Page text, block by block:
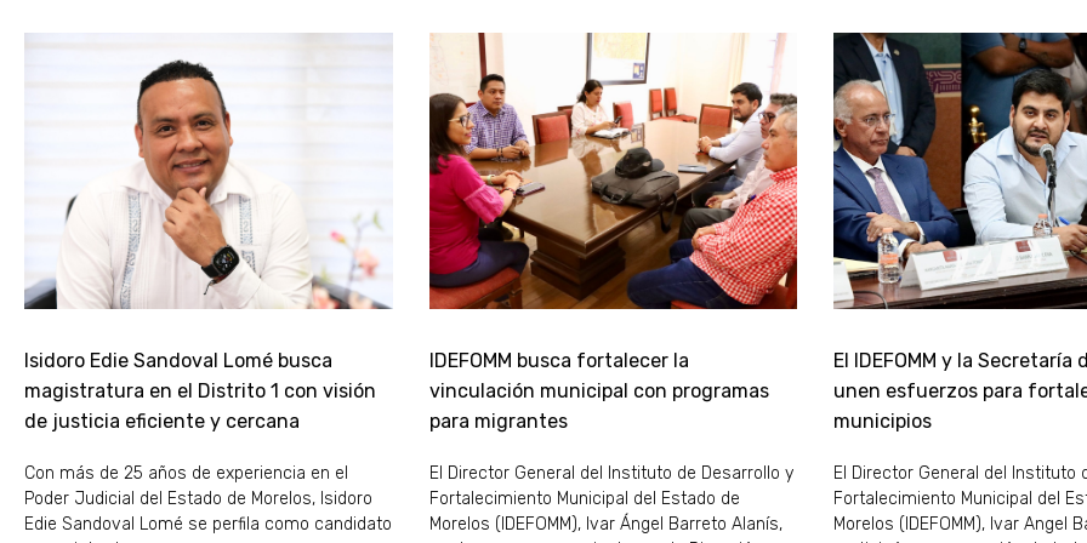
Isidoro Edie Sandoval Lomé busca
magistratura en el Distrito 1 con visión
de justicia eficiente y cercana
Con más de 25 años de experiencia en el
Poder Judicial del Estado de Morelos, Isidoro
Edie Sandoval Lomé se perfila como candidato
IDEFOMM busca fortalecer la
vinculación municipal con programas
para migrantes
El Director General del Instituto de Desarrollo y
Fortalecimiento Municipal del Estado de
Morelos (IDEFOMM), Ivar Ángel Barreto Alanís,
El IDEFOMM y la Secretaría
unen esfuerzos para
municipios
El Director General del Instituto
Fortalecimiento Municipal del
Morelos (IDEFOMM), Ivar Angel